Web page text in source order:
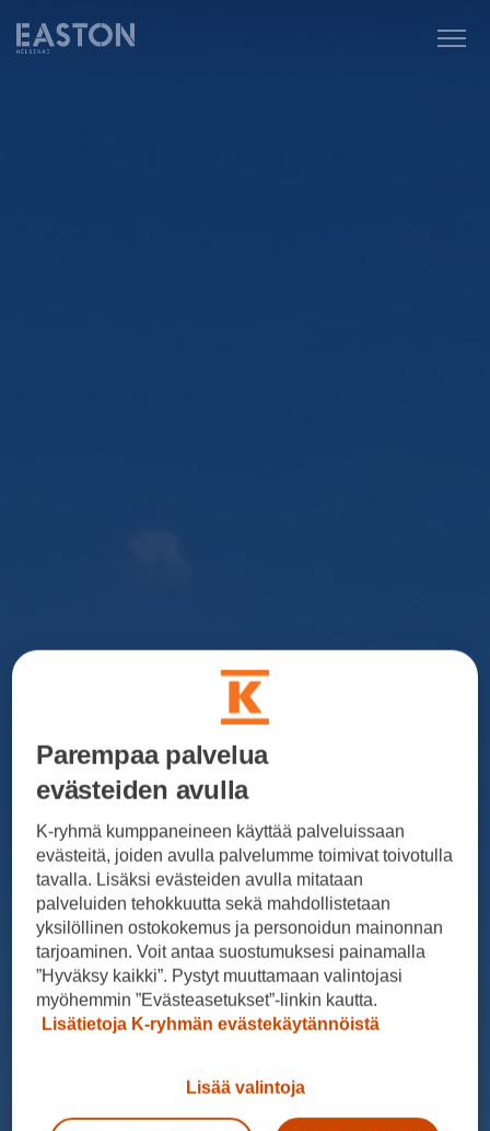
Parempaa palvelua
evästeiden avulla
K-ryhmä kumppaneineen käyttää palveluissaan
evästeitä, joiden avulla palvelumme toimivat toivotulla
tavalla. Lisäksi evästeiden avulla mitataan
palveluiden tehokkuutta sekä mahdollistetaan
yksilöllinen ostokokemus ja personoidun mainonnan
tarjoaminen. Voit antaa suostumuksesi painamalla
”Hyväksy kaikki”. Pystyt muuttamaan valintojasi
myöhemmin ”Evästeasetukset”-linkin kautta.
Lisätietoja K-ryhmän evästekäytännöistä
Lisää valintoja